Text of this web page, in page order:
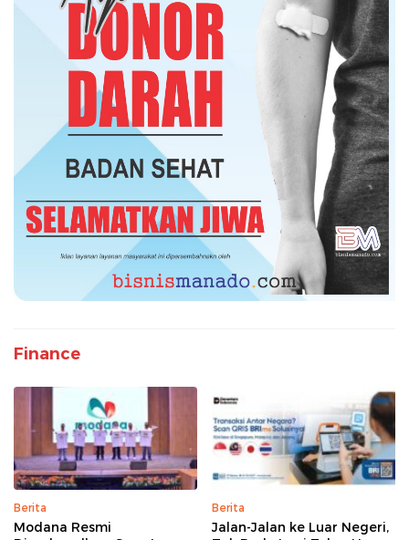
Finance
Berita
Modana Resmi
Berita
Jalan-Jalan ke Luar Negeri,